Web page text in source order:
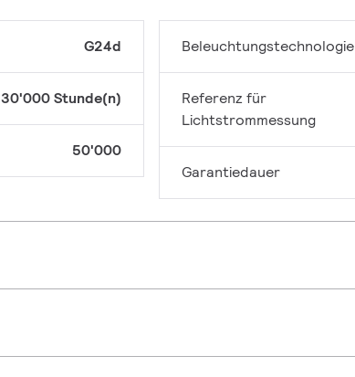
G24d
30'000 Stunde(n)
50'000
Beleuchtungstechnologie
Referenz für
Lichtstrommessung
Garantiedauer